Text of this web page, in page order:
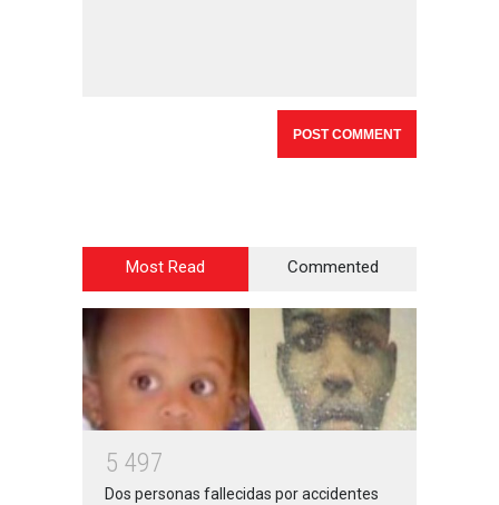
Most Read Commented
5 497
Dos personas fallecidas por accidentes